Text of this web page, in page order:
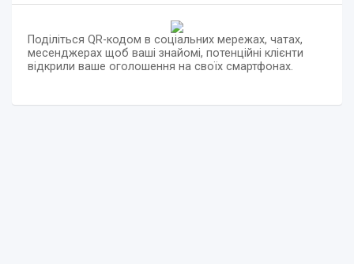
Поділіться QR-кодом в соціальних мережах, чатах,
месенджерах щоб ваші знайомі, потенційні клієнти
відкрили ваше оголошення на своїх смартфонах.